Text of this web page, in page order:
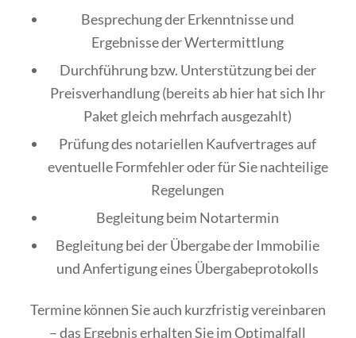
Besprechung der Erkenntnisse und
Ergebnisse der Wertermittlung
Durchführung bzw. Unterstützung bei der
Preisverhandlung (bereits ab hier hat sich Ihr
Paket gleich mehrfach ausgezahlt)
Prüfung des notariellen Kaufvertrages auf
eventuelle Formfehler oder für Sie nachteilige
Regelungen
Begleitung beim Notartermin
Begleitung bei der Übergabe der Immobilie
und Anfertigung eines Übergabeprotokolls
Termine können Sie auch kurzfristig vereinbaren
– das Ergebnis erhalten Sie im Optimalfall